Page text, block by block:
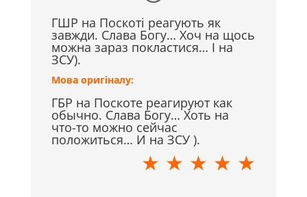
ГШР на Поскоті реагують як
завжди. Слава Богу… Хоч на щось
можна зараз покластися… І на
ЗСУ).
Мова оригіналу:
ГБР на Поскоте реагируют как
обычно. Слава Богу… Хоть на
что-то можно сейчас
положиться… И на ЗСУ ).
★ ★ ★ ★ ★